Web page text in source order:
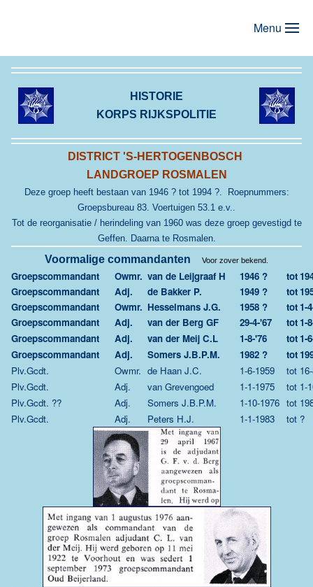
Menu
HISTORIE
KORPS RIJKSPOLITIE
DISTRICT 'S-HERTOGENBOSCH
LANDGROEP ROSMALEN
Deze groep heeft bestaan van 1946 ? tot 1994 ?. Roepnummers:
Groepsbureau 83. Voertuigen 53.1 e.v..
Tot de reorganisatie / herindeling van 1960 was deze groep gevestigd te
Geffen. Daarna te Rosmalen.
Voormalige commandanten Voor zover bekend.
Groepscommandant Owmr. van de Leijgraaf H 1946 ? tot
Groepscommandant
Adj. de Bakker P. 1949 ? tot
Groepscommandant
Owmr. Hesselmans J.G. 1958 ? tot 1-
Groepscommandant
Adj. van der Berg GF 29-4-'67 tot 1-
Groepscommandant
Adj. van der Meij C.L 1-8-'76 tot 1-
Groepscommandant
Adj. Somers J.B.P.M. 1982 ? tot
Plv.Gcdt.
Owmr. de Haan J.C. 1-6-1959 tot
Plv.Gcdt.
Adj. van Grevengoed 1-1-1975 tot 1-
Plv.Gcdt. ??
Adj. Somers J.B.P.M. 1-10-1976 tot
Plv.Gcdt.
Adj. Peters H.J. 1-1-1983 tot ?